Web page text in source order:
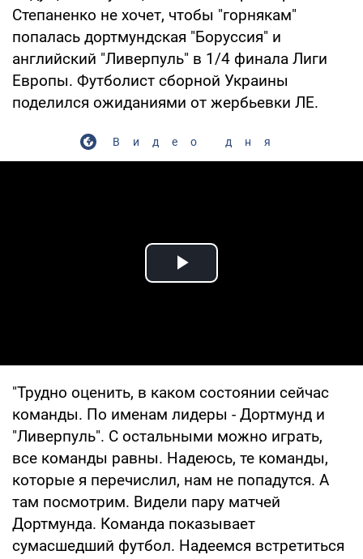
Степаненко не хочет, чтобы "горнякам"
попалась дортмундская "Боруссия" и
английский "Ливерпуль" в 1/4 финала Лиги
Европы. Футболист сборной Украины
поделился ожиданиями от жербьевки ЛЕ.
Видео дня
Play Video
"Трудно оценить, в каком состоянии сейчас
команды. По именам лидеры - Дортмунд и
"Ливерпуль". С остальными можно играть,
все команды равны. Надеюсь, те команды,
которые я перечислил, нам не попадутся. А
там посмотрим. Видели пару матчей
Дортмунда. Команда показывает
сумасшедший футбол. Надеемся встретиться